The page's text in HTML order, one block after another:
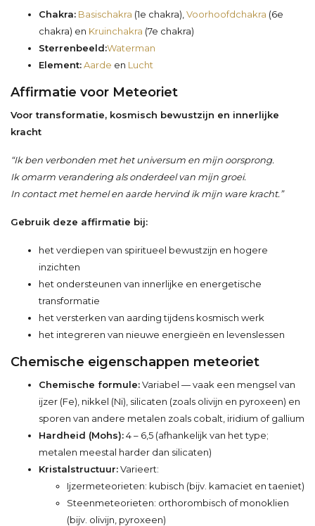
Chakra: Basischakra (1e chakra), Voorhoofdchakra (6e
chakra) en Kruinchakra (7e chakra)
Sterrenbeeld:Waterman
Element:Aarde en Lucht
Affirmatie voor Meteoriet
Voor transformatie, kosmisch bewustzijn en innerlijke
kracht
“Ik ben verbonden met het universum en mijn oorsprong.
Ik omarm verandering als onderdeel van mijn groei.
In contact met hemel en aarde hervind ik mijn ware kracht.”
Gebruik deze affirmatie bij:
het verdiepen van spiritueel bewustzijn en hogere
inzichten
het ondersteunen van innerlijke en energetische
transformatie
het versterken van aarding tijdens kosmisch werk
het integreren van nieuwe energieën en levenslessen
Chemische eigenschappen meteoriet
Chemische formule:Variabel — vaak een mengsel van
ijzer (Fe), nikkel (Ni), silicaten (zoals olivijn en pyroxeen) en
sporen van andere metalen zoals cobalt, iridium of gallium
Hardheid (Mohs):4 – 6,5 (afhankelijk van het type;
metalen meestal harder dan silicaten)
Kristalstructuur:Varieert:
Ijzermeteorieten: kubisch (bijv. kamaciet en taeniet)
Steenmeteorieten: orthorombisch of monoklien
(bijv. olivijn, pyroxeen)